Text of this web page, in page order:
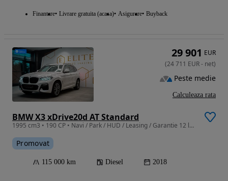
Finantare Livrare gratuita (acasa) Asigurare Buyback
BMW X3 xDrive20d AT Standard
1995 cm3 • 190 CP • Navi / Park / HUD / Leasing / Garantie 12 luni
Promovat
115 000 km Diesel 2018
29 901 EUR
(24 711 EUR- net)
Peste medie
Calculeaza rata